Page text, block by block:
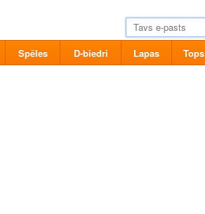
Spēles D-biedri Lapas Tops